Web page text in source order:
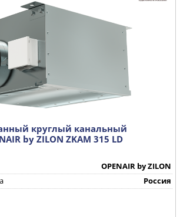
круглый канальный
by ZILON ZKAM 315 LD
OPENAIR by ZILON
Россия